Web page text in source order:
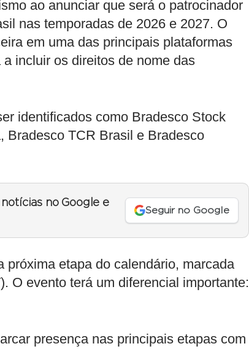
ao anunciar que será o patrocinador
nas temporadas de 2026 e 2027. O
em uma das principais plataformas
incluir os direitos de nome das
identificados como Bradesco Stock
Bradesco TCR Brasil e Bradesco
no Google e
Seguir no Google
etapa do calendário, marcada
O evento terá um diferencial importante:
presença nas principais etapas com